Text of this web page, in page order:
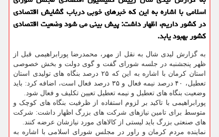
اسلامی با اشاره به این که خبرهای خوبی درباب گشایش اقتصادی
در کشور داریم، اظهار داشت: پیش بینی می شود وضعیت اقتصادی
کشور بهبود یابد.
به گزارش لیدی شال به نقل از مهر، محمدرضا پورابراهیمی قبل از
ظهر پنجشنبه در جلسه شورای گفت و گوی دولت و بخش خصوصی
استان کرمان با اشاره به این که ۲۵ درصد بنگاه های تولیدی استان
تعطیل، ۴۰ درصد نیمه فعال و ۳۵ درصد فعال است، اضافه کرد: باید
وضعیت بنگاه های تعطیل و نیمه تعطیل تعیین تکلیف و فعال شود.
پورابراهیمی با تاکید بر لزوم استفاده از ظرفیت بنگاه های کوچک و
متوسط برای تامین نیازهای شرکت های بزرگ اظهار داشت: شرکت
های صنعتی بزرگ باید لیستی از کالاهای مورد نیازشان عرضه کنند.
نماینده مردم کرمان و راور در مجلس شورای اسلامی با اشاره به